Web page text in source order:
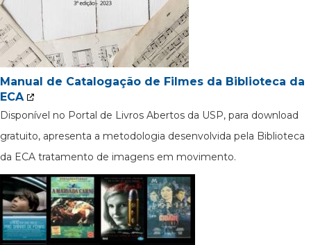
Manual de Catalogação de Filmes da Biblioteca da
ECA
Disponível no Portal de Livros Abertos da USP, para download
gratuito, apresenta a metodologia desenvolvida pela Biblioteca
da ECA tratamento de imagens em movimento.